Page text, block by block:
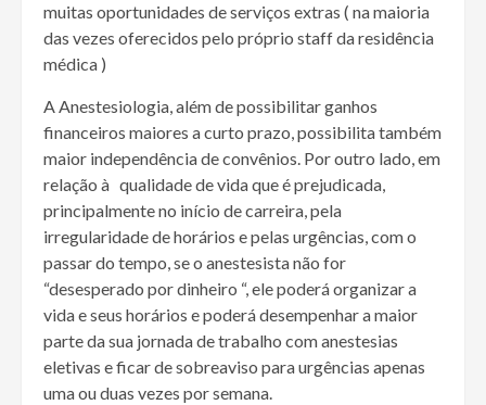
muitas oportunidades de serviços extras ( na maioria
das vezes oferecidos pelo próprio staff da residência
médica )
A Anestesiologia, além de possibilitar ganhos
financeiros maiores a curto prazo, possibilita também
maior independência de convênios. Por outro lado, em
relação à qualidade de vida que é prejudicada,
principalmente no início de carreira, pela
irregularidade de horários e pelas urgências, com o
passar do tempo, se o anestesista não for
“desesperado por dinheiro “, ele poderá organizar a
vida e seus horários e poderá desempenhar a maior
parte da sua jornada de trabalho com anestesias
eletivas e ficar de sobreaviso para urgências apenas
uma ou duas vezes por semana.